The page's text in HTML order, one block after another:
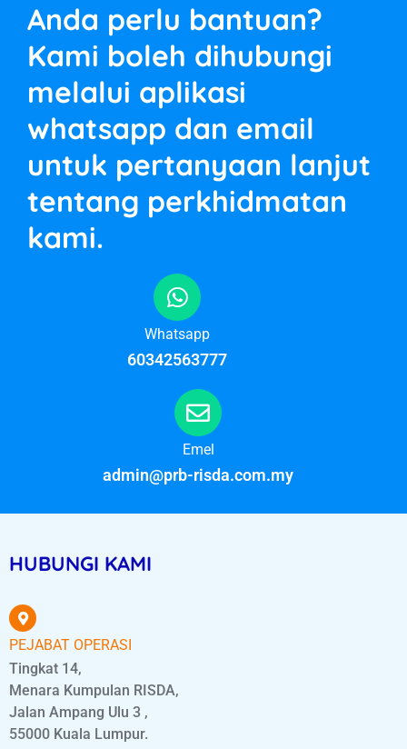
Anda perlu bantuan?
Kami boleh dihubungi
melalui aplikasi
whatsapp dan email
untuk pertanyaan lanjut
tentang perkhidmatan
kami.
Whatsapp
60342563777
Emel
admin@prb-risda.com.my
HUBUNGI KAMI
PEJABAT OPERASI
Tingkat 14,
Menara Kumpulan RISDA,
Jalan Ampang Ulu 3 ,
55000 Kuala Lumpur.